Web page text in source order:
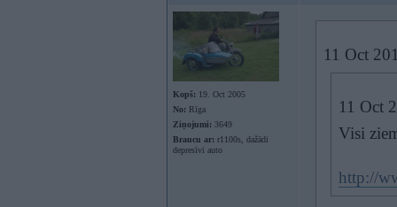
Kopš: 19. Oct 2005
No: Rīga
Ziņojumi: 3649
Braucu ar: r1100s, dažādi
depresīvi auto
11 Oct
11 Oct
Visi
http://